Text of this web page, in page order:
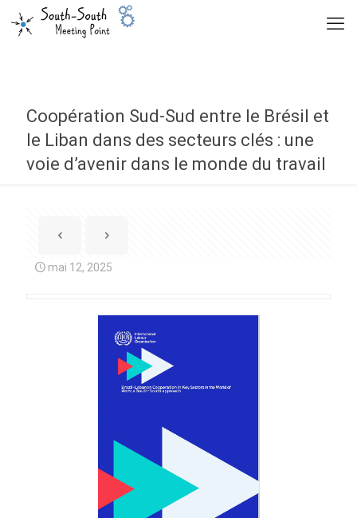
Coopération Sud-Sud entre le Brésil et
le Liban dans des secteurs clés : une
voie d’avenir dans le monde du travail
mai 12, 2025